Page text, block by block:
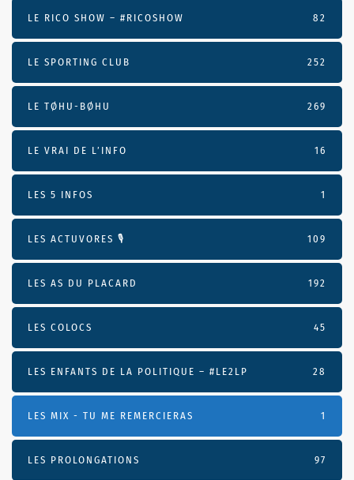
LE RICO SHOW – #RICOSHOW 82
LE SPORTING CLUB 252
LE TØHU-BØHU 269
LE VRAI DE L’INFO 16
LES 5 INFOS 1
LES ACTUVORES 🎙 109
LES AS DU PLACARD 192
LES COLOCS 45
LES ENFANTS DE LA POLITIQUE – #LE2LP 28
LES MIX - TU ME REMERCIERAS 1
LES PROLONGATIONS 97